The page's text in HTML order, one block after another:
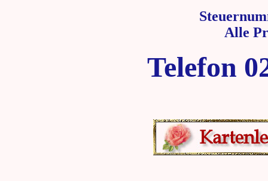
Alle
Telefon